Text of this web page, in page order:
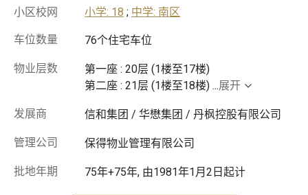
小区校网 小学: 18 ; 中学: 南区
车位数量 76个住宅车位
物业层数
第一座 : 20层 (1楼至17楼)
第二座 : 21层 (1楼至18楼) ...展开
发展商 信和集团 / 华懋集团 / 丹枫控股有限公司
管理公司 保得物业管理有限公司
批地年期 75年+75年, 由1981年1月2日起计